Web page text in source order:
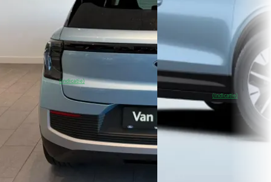
2026 · 1.000 km · Elektrisch ·
Van Mossel Ford Weert· Weert
4,1(171)
~
100 % SoH(indicatie)Bekijk
Marktconform
2025 · 15 km · Elektrisch
Van Mossel Ford
Eindhoven 4,1(410
~98 % SoH(indicatie)
Bekijk
aanbieding →
Vergelijk